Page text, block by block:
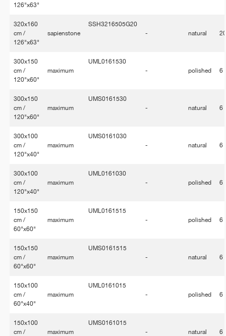
126"x63"
320x160
cm /
126"x63"
sapienstone
SSH3216505G20
-
natural
300x150
cm /
120"x60"
maximum
UML0161530
-
polished 6
300x150
cm /
120"x60"
maximum
UMS0161530
-
natural 6
300x100
cm /
120"x40"
maximum
UMS0161030
-
natural 6
300x100
cm /
120"x40"
maximum
UML0161030
-
polished 6
150x150
cm /
60"x60"
maximum
UML0161515
-
polished 6
150x150
cm /
60"x60"
maximum
UMS0161515
-
natural 6
150x100
cm /
60"x40"
maximum
UML0161015
-
polished 6
150x100
cm /
maximum
UMS0161015
-
natural 6